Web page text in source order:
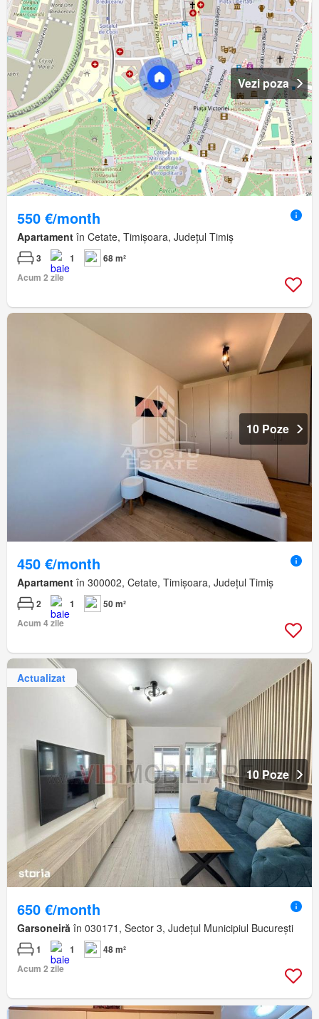
Vezi poza
550 €/month
Apartament în Cetate, Timișoara, Județul Timiș
3 1
68 m²
Acum 2 zile
10 Poze
450 €/month
Apartament în 300002, Cetate, Timișoara, Județul Timiș
2 1
50 m²
Acum 4 zile
Actualizat
10 Poze
650 €/month
Garsoneiră în 030171, Sector 3, Județul Municipiul București
1 1
48 m²
Acum 2 zile